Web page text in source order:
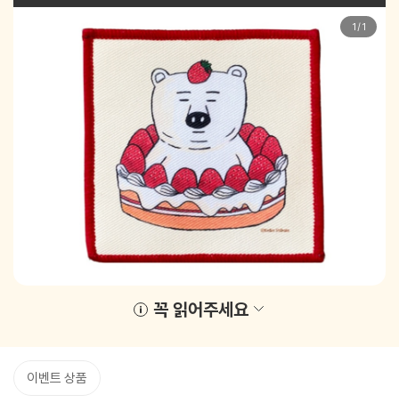
1 /1
꼭 읽어주세요
이벤트 상품